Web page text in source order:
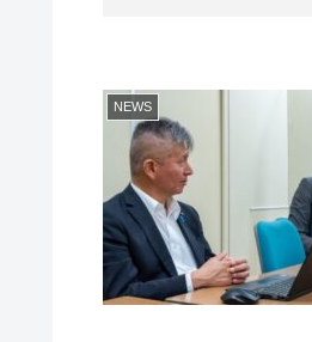
NEWS